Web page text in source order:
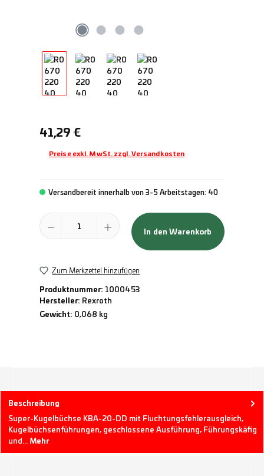
Regulärer Preis:
41,29 €
Preise exkl. MwSt. zzgl. Versandkosten
Versandbereit innerhalb von 3-5 Arbeitstagen: 40
Produkt Anzahl: Gib den gewünschten Wert ein oder benutze die
In den Warenkorb
Zum Merkzettel hinzufügen
Produktnummer: 1000453
Hersteller: Rexroth
Gewicht: 0,068 kg
Beschreibung
Super-Kugelbüchse KBA-20-DD mit Fluchtungsfehlerausgleich,
Kugelbüchsenführungen, geschlossene Ausführung, Führungskäfig
und… Mehr